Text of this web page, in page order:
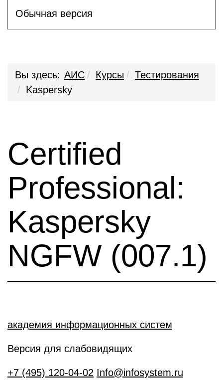
Обычная версия
Вы здесь: АИС Курсы
Тестирования
Kaspersky
Certified
Professional:
Kaspersky
NGFW (007.1)
академия информационных систем
Версия для слабовидящих
+7 (495) 120-04-02 Info@infosystem.ru